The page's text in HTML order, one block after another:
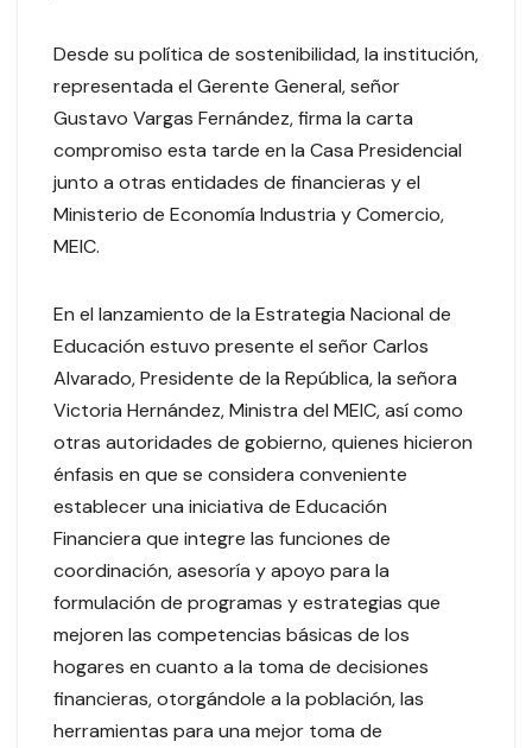
Desde su política de sostenibilidad, la institución,
representada el Gerente General, señor
Gustavo Vargas Fernández, firma la carta
compromiso esta tarde en la Casa Presidencial
junto a otras entidades de financieras y el
Ministerio de Economía Industria y Comercio,
MEIC.
En el lanzamiento de la Estrategia Nacional de
Educación estuvo presente el señor Carlos
Alvarado, Presidente de la República, la señora
Victoria Hernández, Ministra del MEIC, así como
otras autoridades de gobierno, quienes hicieron
énfasis en que se considera conveniente
establecer una iniciativa de Educación
Financiera que integre las funciones de
coordinación, asesoría y apoyo para la
formulación de programas y estrategias que
mejoren las competencias básicas de los
hogares en cuanto a la toma de decisiones
financieras, otorgándole a la población, las
herramientas para una mejor toma de